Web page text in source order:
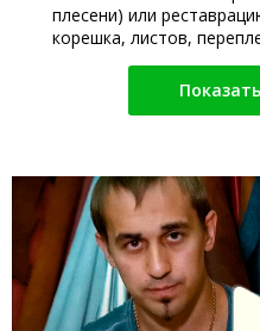
плесени) или
корешка, листов,